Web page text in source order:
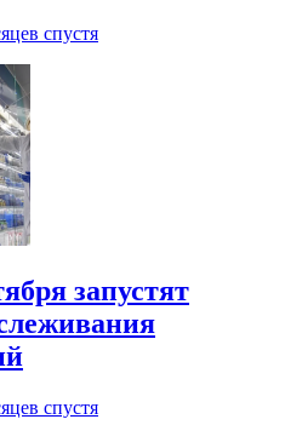
спустя
запустят
спустя